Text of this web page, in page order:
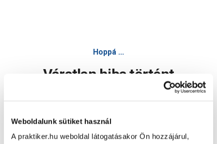
Weboldalunk sütiket használ
A praktiker.hu weboldal látogatásakor Ön hozzájárul,
Hoppá ...
Váratlan hiba történt
Oldal újratöltése